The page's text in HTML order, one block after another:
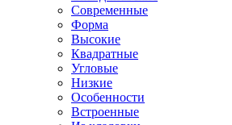
Современные
Форма
Высокие
Квадратные
Угловые
Низкие
Особенности
Встроенные